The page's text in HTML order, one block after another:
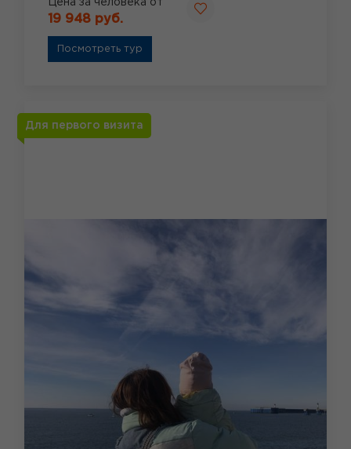
Цена за человека от
19 948 руб.
Посмотреть тур
Для первого визита